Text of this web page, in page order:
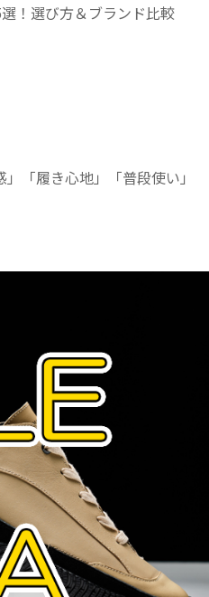
！選び方＆ブランド比較
「履き心地」「普段使い」